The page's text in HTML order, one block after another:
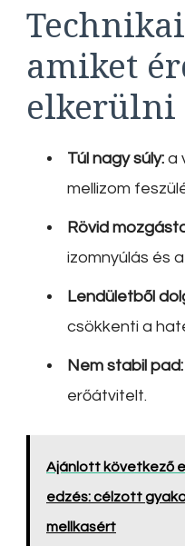
amiket
elkerülni
Túl nagy súly: a
mellizom
Rövid
izomnyúlás és
Lendületből
csökkenti a
Nem stabil pad:
erőátvitelt.
Ajánlott következő
edzés: célzott
mellkasért